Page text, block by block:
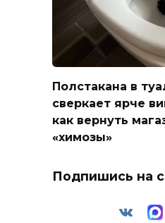
Полстакана в
сверкает ярче
как вернуть
«химозы»
Подпишись на